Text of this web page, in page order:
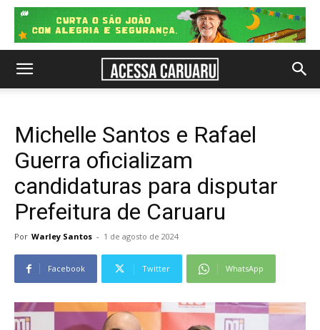
Michelle Santos e Rafael
Guerra oficializam
candidaturas para disputar
Prefeitura de Caruaru
Por Warley Santos - 1 de agosto de 2024
Facebook Twitter WhatsApp